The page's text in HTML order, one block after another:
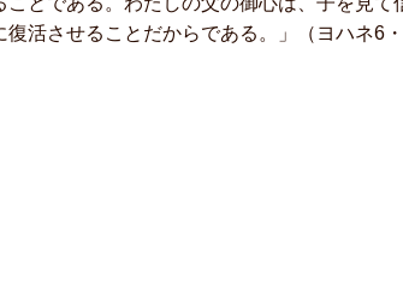
活させることだからである。」（ヨハネ6・